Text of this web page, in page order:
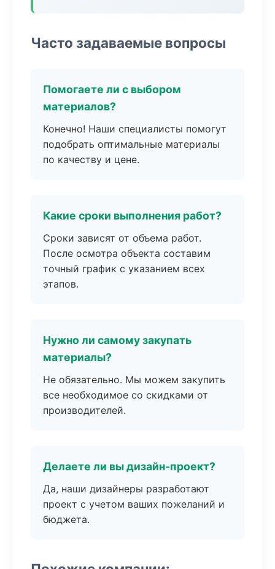
Часто задаваемые вопросы
Помогаете ли с выбором
материалов?
Конечно! Наши специалисты помогут
подобрать оптимальные материалы
по качеству и цене.
Какие сроки выполнения работ?
Сроки зависят от объема работ.
После осмотра объекта составим
точный график с указанием всех
этапов.
Нужно ли самому закупать
материалы?
Не обязательно. Мы можем закупить
все необходимое со скидками от
производителей.
Делаете ли вы дизайн-проект?
Да, наши дизайнеры разработают
проект с учетом ваших пожеланий и
бюджета.